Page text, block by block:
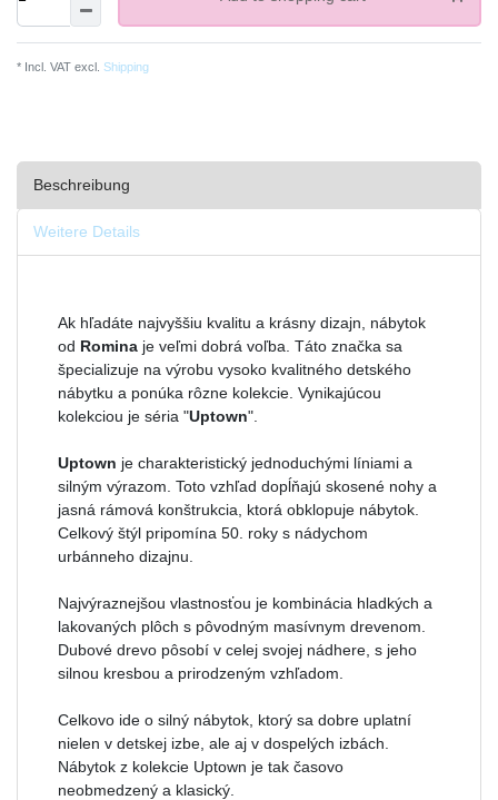
* Incl. VAT excl. Shipping
Beschreibung
Weitere Details
Ak hľadáte najvyššiu kvalitu a krásny dizajn, nábytok
od Romina je veľmi dobrá voľba. Táto značka sa
špecializuje na výrobu vysoko kvalitného detského
nábytku a ponúka rôzne kolekcie. Vynikajúcou
kolekciou je séria "Uptown".
Uptown je charakteristický jednoduchými líniami a
silným výrazom. Toto vzhľad dopĺňajú skosené nohy a
jasná rámová konštrukcia, ktorá obklopuje nábytok.
Celkový štýl pripomína 50. roky s nádychom
urbánneho dizajnu.
Najvýraznejšou vlastnosťou je kombinácia hladkých a
lakovaných plôch s pôvodným masívnym drevenom.
Dubové drevo pôsobí v celej svojej nádhere, s jeho
silnou kresbou a prirodzeným vzhľadom.
Celkovo ide o silný nábytok, ktorý sa dobre uplatní
nielen v detskej izbe, ale aj v dospelých izbách.
Nábytok z kolekcie Uptown je tak časovo
neobmedzený a klasický.